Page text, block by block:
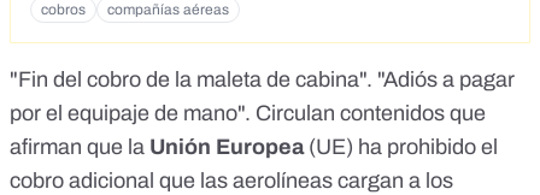
cobros
compañías aéreas
"Fin del cobro de la maleta de cabina". "Adiós a pagar
por el equipaje de mano". Circulan contenidos que
afirman que la Unión Europea(UE) ha prohibido el
cobro adicional que las aerolíneas cargan a los